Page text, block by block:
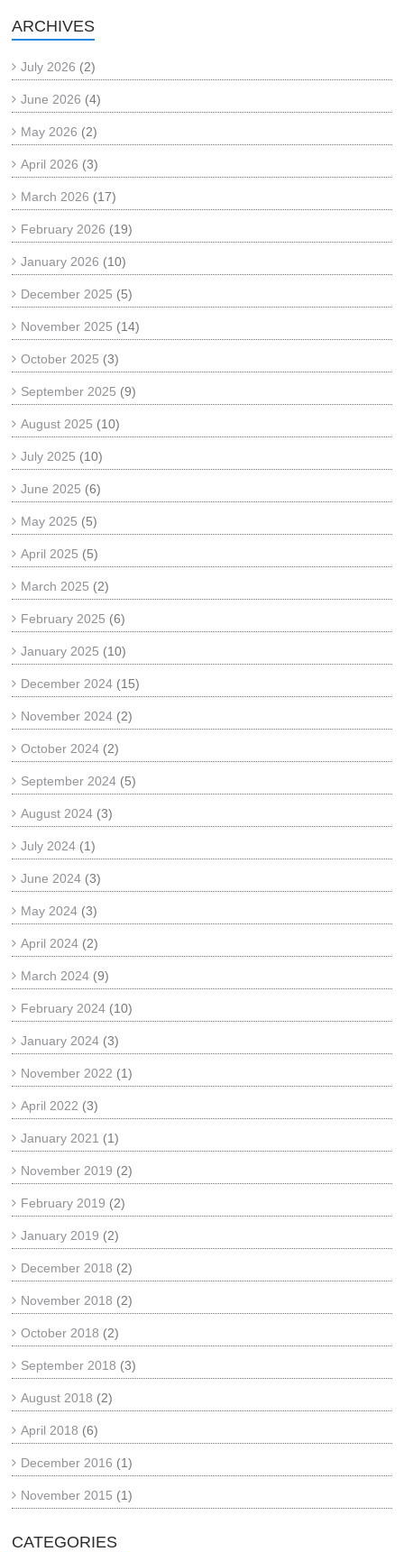
ARCHIVES
July 2026 (2)
June 2026 (4)
May 2026 (2)
April 2026 (3)
March 2026 (17)
February 2026 (19)
January 2026 (10)
December 2025 (5)
November 2025 (14)
October 2025 (3)
September 2025 (9)
August 2025 (10)
July 2025 (10)
June 2025 (6)
May 2025 (5)
April 2025 (5)
March 2025 (2)
February 2025 (6)
January 2025 (10)
December 2024 (15)
November 2024 (2)
October 2024 (2)
September 2024 (5)
August 2024 (3)
July 2024 (1)
June 2024 (3)
May 2024 (3)
April 2024 (2)
March 2024 (9)
February 2024 (10)
January 2024 (3)
November 2022 (1)
April 2022 (3)
January 2021 (1)
November 2019 (2)
February 2019 (2)
January 2019 (2)
December 2018 (2)
November 2018 (2)
October 2018 (2)
September 2018 (3)
August 2018 (2)
April 2018 (6)
December 2016 (1)
November 2015 (1)
CATEGORIES